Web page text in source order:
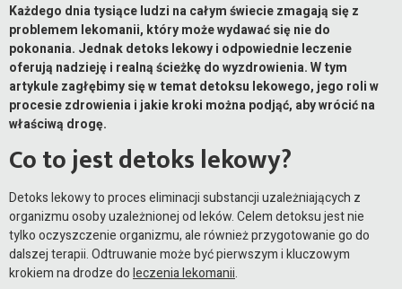
Każdego dnia tysiące ludzi na całym świecie zmagają się z
problemem lekomanii, który może wydawać się nie do
pokonania. Jednak detoks lekowy i odpowiednie leczenie
oferują nadzieję i realną ścieżkę do wyzdrowienia. W tym
artykule zagłębimy się w temat detoksu lekowego, jego roli w
procesie zdrowienia i jakie kroki można podjąć, aby wrócić na
właściwą drogę.
Co to jest detoks lekowy?
Detoks lekowy to proces eliminacji substancji uzależniających z
organizmu osoby uzależnionej od leków. Celem detoksu jest nie
tylko oczyszczenie organizmu, ale również przygotowanie go do
dalszej terapii. Odtruwanie może być pierwszym i kluczowym
krokiem na drodze doleczenia lekomanii.